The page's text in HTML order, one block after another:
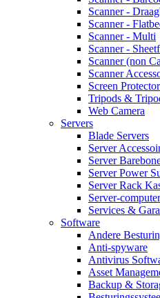
Scanner -
Scanner -
Scanner - Multi
Scanner -
Scanner (non
Scanner
Screen Protector
Tripods &
Web Camera
Servers
Blade Servers
Server
Server
Server Power
Server Rack
Server-
Services &
Software
Andere
Anti-spyware
Antivirus
Asset
Backup &